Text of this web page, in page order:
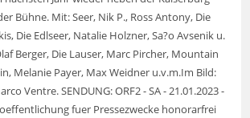
Bühne. Mit: Seer, Nik P., Ross Antony, Die
Die Edlseer, Natalie Holzner, Sa?o Avsenik u.
Berger, Die Lauser, Marc Pircher, Mountain
Melanie Payer, Max Weidner u.v.m.Im Bild:
Ventre. SENDUNG: ORF2 - SA - 21.01.2023 -
fuer Pressezwecke honorarfrei